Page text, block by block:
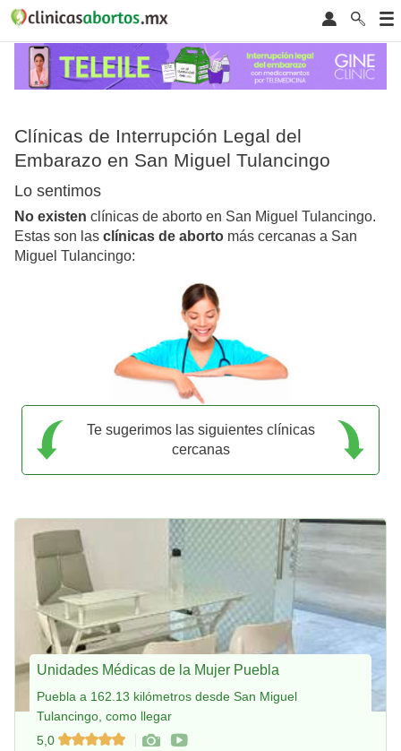
Clínicas de Interrupción Legal del
Embarazo en San Miguel Tulancingo
Lo sentimos
No existen clínicas de aborto en San Miguel Tulancingo.
Estas son las clínicas de aborto más cercanas a San
Miguel Tulancingo:
Te sugerimos las siguientes clínicas
cercanas
Unidades Médicas de la Mujer Puebla
Puebla a 162.13 kilómetros desde San Miguel
Tulancingo, como llegar
5,0